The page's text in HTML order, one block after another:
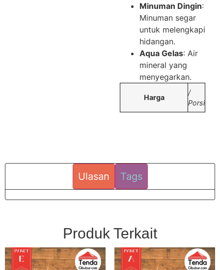
Minuman Dingin:
Minuman segar
untuk melengkapi
hidangan.
Aqua Gelas: Air
mineral yang
menyegarkan.
Harga
/
Porsi
Ulasan Tags
Produk Terkait